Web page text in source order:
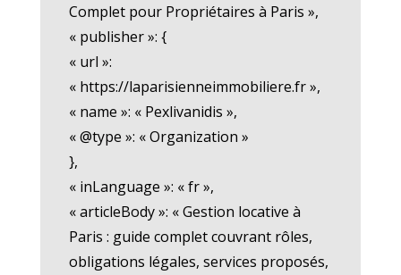
Complet pour Propriétaires à Paris »,
« publisher »: {
« url »:
« https://laparisienneimmobiliere.fr »,
« name »: « Pexlivanidis »,
« @type »: « Organization »
},
« inLanguage »: « fr »,
« articleBody »: « Gestion locative à
Paris : guide complet couvrant rôles,
obligations légales, services proposés,